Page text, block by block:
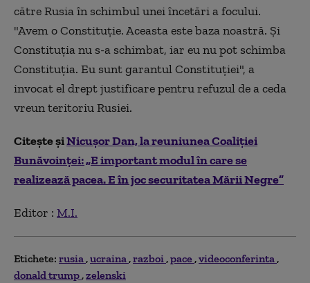
către Rusia în schimbul unei încetări a focului.
"Avem o Constituţie. Aceasta este baza noastră. Şi
Constituţia nu s-a schimbat, iar eu nu pot schimba
Constituţia. Eu sunt garantul Constituţiei", a
invocat el drept justificare pentru refuzul de a ceda
vreun teritoriu Rusiei.
Citește șiNicuşor Dan, la reuniunea Coaliției
Bunăvoinței: „E important modul în care se
realizează pacea. E în joc securitatea Mării Negre”
Editor : M.I.
Etichete: rusia ucraina razboi pace videoconferinta
donald trump zelenski